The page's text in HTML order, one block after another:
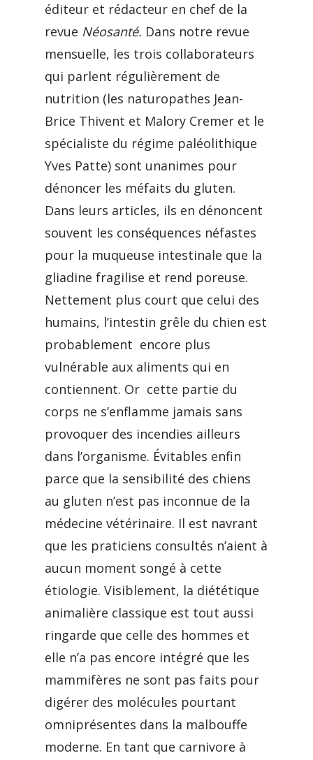
éditeur et rédacteur en chef de la
revue Néosanté. Dans notre revue
mensuelle, les trois collaborateurs
qui parlent régulièrement de
nutrition (les naturopathes Jean-
Brice Thivent et Malory Cremer et le
spécialiste du régime paléolithique
Yves Patte) sont unanimes pour
dénoncer les méfaits du gluten.
Dans leurs articles, ils en dénoncent
souvent les conséquences néfastes
pour la muqueuse intestinale que la
gliadine fragilise et rend poreuse.
Nettement plus court que celui des
humains, l’intestin grêle du chien est
probablement encore plus
vulnérable aux aliments qui en
contiennent. Or cette partie du
corps ne s’enflamme jamais sans
provoquer des incendies ailleurs
dans l’organisme. Évitables enfin
parce que la sensibilité des chiens
au gluten n’est pas inconnue de la
médecine vétérinaire. Il est navrant
que les praticiens consultés n’aient à
aucun moment songé à cette
étiologie. Visiblement, la diététique
animalière classique est tout aussi
ringarde que celle des hommes et
elle n’a pas encore intégré que les
mammifères ne sont pas faits pour
digérer des molécules pourtant
omniprésentes dans la malbouffe
moderne. En tant que carnivore à